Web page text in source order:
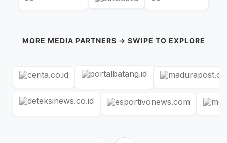
MORE MEDIA PARTNERS → SWIPE TO EXPLORE